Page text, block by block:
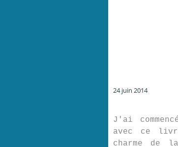
24 juin 2014
J'ai
avec ce
charme de